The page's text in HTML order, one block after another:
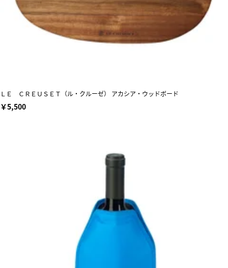
ＬＥ ＣＲＥＵＳＥＴ（ル・クルーゼ） アカシア・ウッドボード
￥5,500